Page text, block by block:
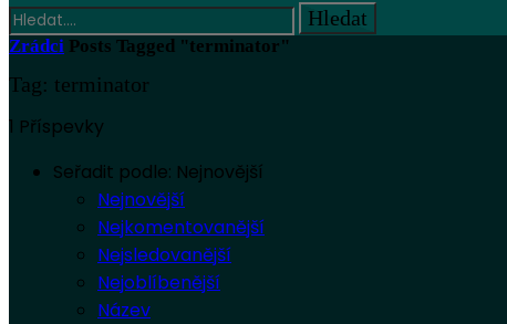
Zrádci Posts Tagged "terminator"
Tag: terminator
1 Příspevky
Seřadit podle: Nejnovější
Nejnovější
Nejkomentovanější
Nejsledovanější
Nejoblíbenější
Název